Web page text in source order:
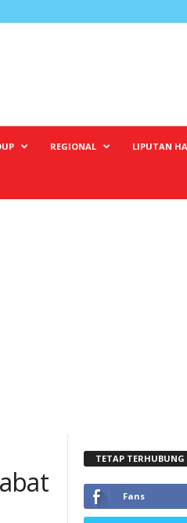
REGIONAL LIPUTAN
TETAP TERHUBUNG
Fans